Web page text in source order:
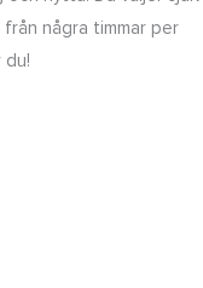
några timmar per
du!